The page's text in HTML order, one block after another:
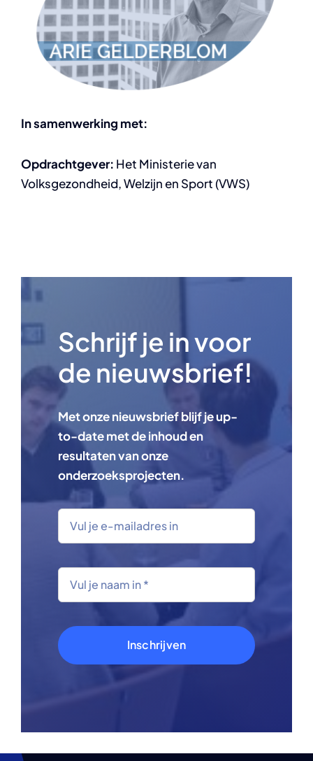
In samenwerking met:
Opdrachtgever: Het Ministerie van
Volksgezondheid, Welzijn en Sport (VWS)
Schrijf je in voor
de nieuwsbrief!
Met onze nieuwsbrief blijf je up-
to-date met de inhoud en
resultaten van onze
onderzoeksprojecten.
Inschrijven